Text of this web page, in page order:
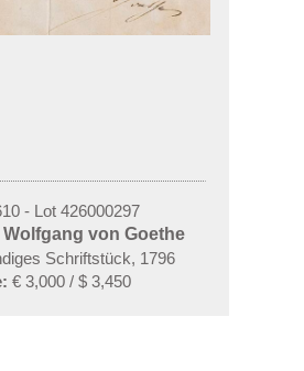
- Lot 426000297
von Goethe
Schriftstück, 1796
€ 3,000 / $ 3,450